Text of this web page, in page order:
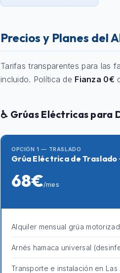
Precios y Planes del
Tarifas transparentes para las
incluido. Política de Fianza 0€
♿ Grúas Eléctricas para
OPCIÓN 1 — TRASLADO
Grúa Eléctrica de Traslado
68€/mes
Alquiler mensual grúa
Arnés hamaca universal
Transporte e instalación en Las